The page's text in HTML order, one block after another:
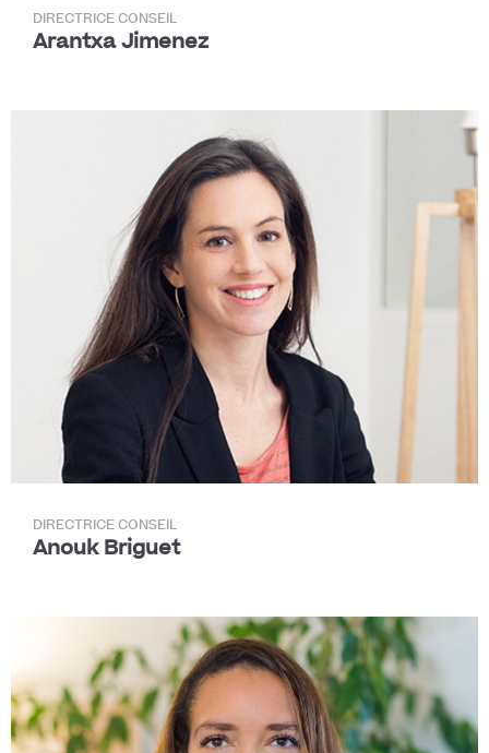
DIRECTRICE CONSEIL
Arantxa Jimenez
DIRECTRICE CONSEIL
Anouk Briguet